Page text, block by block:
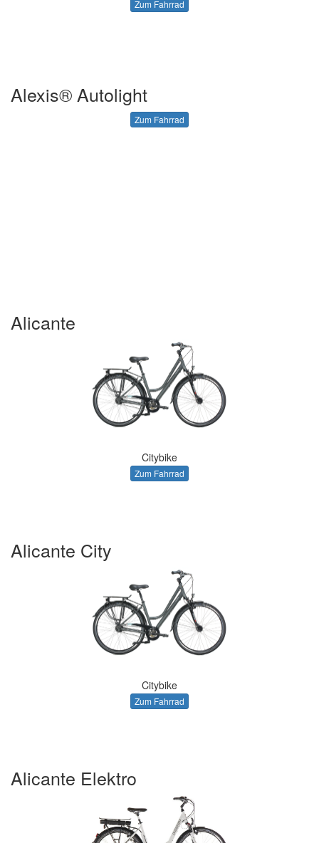
Zum Fahrrad
Alexis® Autolight
Zum Fahrrad
Alicante
Citybike
Zum Fahrrad
Alicante City
Citybike
Zum Fahrrad
Alicante Elektro